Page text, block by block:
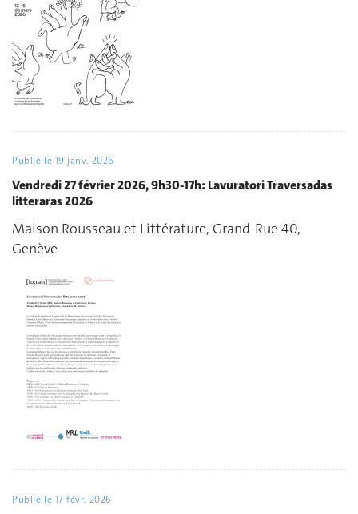
Publié le 19 janv. 2026
Vendredi 27 février 2026, 9h30-17h: Lavuratori Traversadas
litteraras 2026
Maison Rousseau et Littérature, Grand-Rue 40,
Genève
Publié le 17 févr. 2026